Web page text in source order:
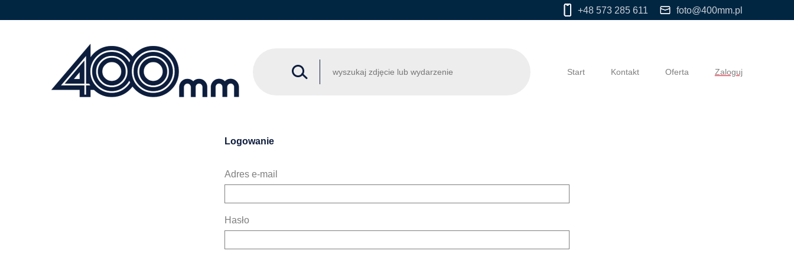
+48 573 285 611 foto@400mm.pl
Start Kontakt Oferta Zaloguj
Logowanie
Adres e-mail
Hasło